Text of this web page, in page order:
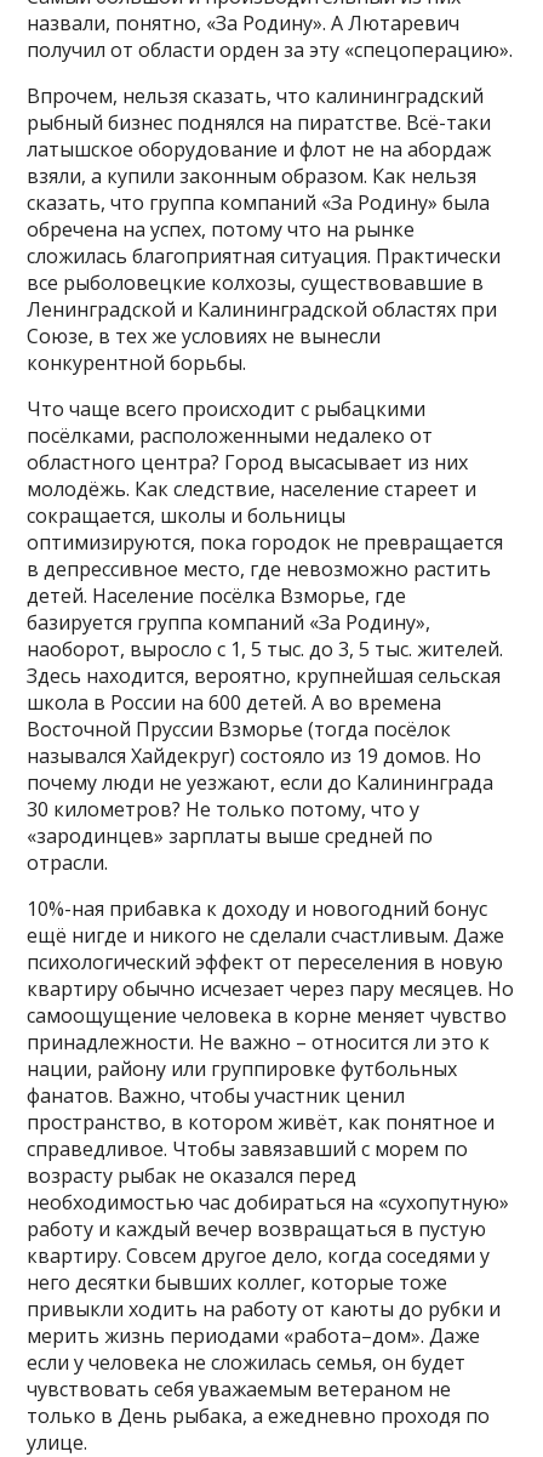
назвали, понятно, «За Родину». А Лютаревич
получил от области орден за эту «спецоперацию».
Впрочем, нельзя сказать, что калининградский
рыбный бизнес поднялся на пиратстве. Всё-таки
латышское оборудование и флот не на абордаж
взяли, а купили законным образом. Как нельзя
сказать, что группа компаний «За Родину» была
обречена на успех, потому что на рынке
сложилась благоприятная ситуация. Практически
все рыболовецкие колхозы, существовавшие в
Ленинградской и Калининградской областях при
Союзе, в тех же условиях не вынесли
конкурентной борьбы.
Что чаще всего происходит с рыбацкими
посёлками, расположенными недалеко от
областного центра? Город высасывает из них
молодёжь. Как следствие, население стареет и
сокращается, школы и больницы
оптимизируются, пока городок не превращается
в депрессивное место, где невозможно растить
детей. Население посёлка Взморье, где
базируется группа компаний «За Родину»,
наоборот, выросло с 1, 5 тыс. до 3, 5 тыс. жителей.
Здесь находится, вероятно, крупнейшая сельская
школа в России на 600 детей. А во времена
Восточной Пруссии Взморье (тогда посёлок
назывался Хайдекруг) состояло из 19 домов. Но
почему люди не уезжают, если до Калининграда
30 километров? Не только потому, что у
«зародинцев» зарплаты выше средней по
отрасли.
10%-ная прибавка к доходу и новогодний бонус
ещё нигде и никого не сделали счастливым. Даже
психологический эффект от переселения в новую
квартиру обычно исчезает через пару месяцев. Но
самоощущение человека в корне меняет чувство
принадлежности. Не важно – относится ли это к
нации, району или группировке футбольных
фанатов. Важно, чтобы участник ценил
пространство, в котором живёт, как понятное и
справедливое. Чтобы завязавший с морем по
возрасту рыбак не оказался перед
необходимостью час добираться на «сухопутную»
работу и каждый вечер возвращаться в пустую
квартиру. Совсем другое дело, когда соседями у
него десятки бывших коллег, которые тоже
привыкли ходить на работу от каюты до рубки и
мерить жизнь периодами «работа–дом». Даже
если у человека не сложилась семья, он будет
чувствовать себя уважаемым ветераном не
только в День рыбака, а ежедневно проходя по
улице.